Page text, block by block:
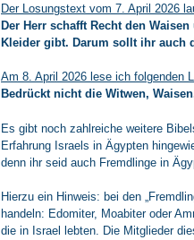
Der Losungstext vom 7. April 2026
Der Herr schafft Recht den
Kleider gibt. Darum sollt ihr auch
Am 8. April 2026 lese ich folgenden
Bedrückt nicht die Witwen,
Es gibt noch zahlreiche weitere
Erfahrung Israels in Ägypten
denn ihr seid auch Fremdlinge in
Hierzu ein Hinweis: bei den
handeln: Edomiter, Moabiter oder
die in Israel lebten. Die Mitglieder